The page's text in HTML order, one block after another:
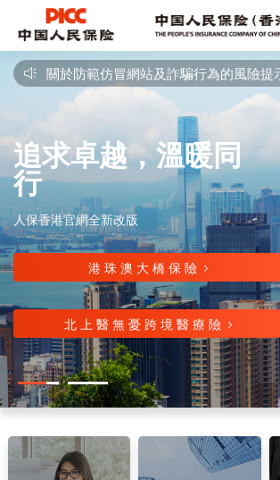
追求卓越，溫暖同
行
人保香港官網全新改版
港 珠 澳 大 橋 保 險 
北 上 醫 無 憂 跨 境 醫 療 險 
求實、誠信、拼
搏、創新
人保香港官網全新改版
港 珠 澳 大 橋 保 險 
北 上 醫 無 憂 跨 境 醫 療 險 
 關於防範仿冒網站及詐騙行為的風險提